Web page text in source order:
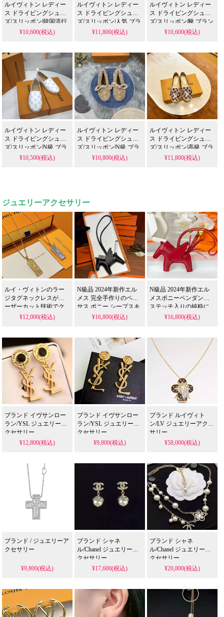
ルイヴィトン レディー
ス ドライビングシュー
ズ/スリッポン|韓国流行
り ブランド靴
¥10,600(税込)
ルイヴィトン レディー
ス ドライビングシュー
ズ/スリッポン|人気 ブラ
ンド 靴¥11,800(税込)
ルイヴィトン レディー
ス ドライビングシュー
ズ/スリッポン|靴 ブラン
ド 人気¥10,600(税込)
ルイヴィトン レディー
ス ドライビングシュー
ズ/スリッポン|N級 ブラ
ンド コピー
¥10,500(税込)
ルイヴィトン レディー
ス ドライビングシュー
ズ/スリッポン|N級 ブラ
ンド コピー
¥10,800(税込)
ルイヴィトン レディー
ス ドライビングシュー
ズ/スリッポン|高級 ブラ
ンド 靴¥11,800(税込)
ジュエリーアクセサリー
ルイ・ヴィトンのラー
ジタグネックレスがレ
ーザーカット技術でク
ラシックを表現 モノグ
せてエッジを効かせま
した。ベルトを重ねた
人気スタイル
¥12,000(税込)
N級品 2024年新作エル
メス 完全手作りのペガ
サス ポニー シープスキ
ンとワニ革の羽 P170 タ
¥16,800(税込)
N級品 2024年新作エル
メスポニーペンダント
ステッチ入りの純粋に
手作り¥16,800(税込)
ブランド イヴサンロー
ラン/YSL ジュエリーア
クセサリー
¥12,800(税込)
ブランド イヴサンロー
ラン/YSL ジュエリーア
クセサリー
¥9,800(税込)
ブランド ルイヴィト
ン/LV ジュエリーアクセ
サリー
¥58,000(税込)
ブランド / ジュエリーア
クセサリー
¥9,800(税込)
ブランド シャネ
ル/Chanel ジュエリーア
クセサリー
¥17,600(税込)
ブランド シャネ
ル/Chanel ジュエリーア
クセサリー
¥20,800(税込)